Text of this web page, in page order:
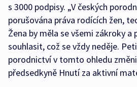
s 3000 podpisy. „V českých
porušována práva rodících žen,
Žena by měla se všemi zákroky a
souhlasit, což se vždy neděje.
porodnictví v tomto ohledu
předsedkyně Hnutí za aktivní